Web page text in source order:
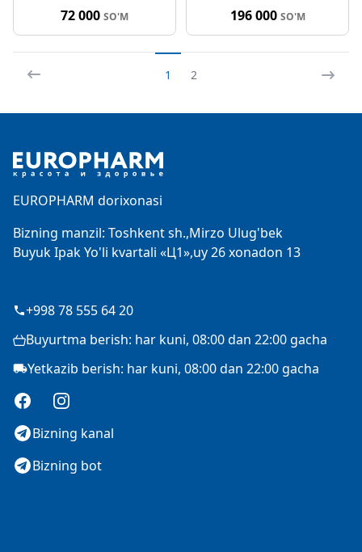
72 000 SO'M 196 000 SO'M
1 2
EUROPHARM dorixonasi
Bizning manzil: Toshkent sh.,Mirzo Ulug'bek
Buyuk Ipak Yo'li kvartali «Ц1»,uy 26 xonadon 13
+998 78 555 64 20
Buyurtma berish: har kuni, 08:00 dan 22:00 gacha
Yetkazib berish: har kuni, 08:00 dan 22:00 gacha
FacebookInstagram
Bizning kanal
Bizning bot